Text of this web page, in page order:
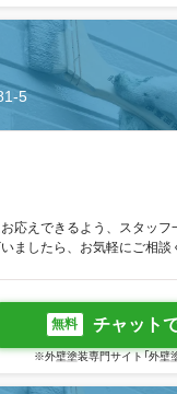
5
応えできるよう、スタッフ
ましたら、お気軽にご相談
無料 チャット
※外壁塗装専門サイト「外壁